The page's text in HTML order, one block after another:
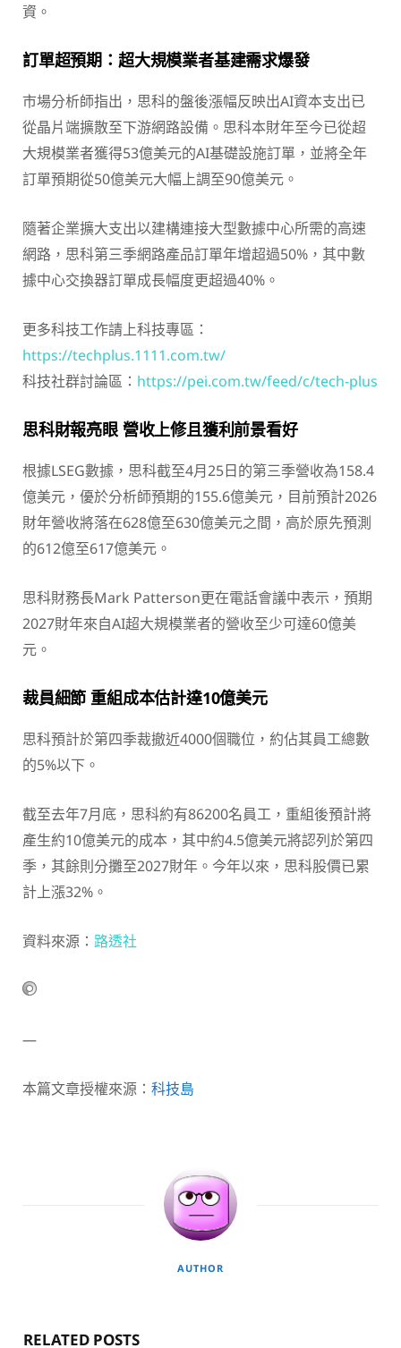
資。
訂單超預期：超大規模業者基建需求爆發
市場分析師指出，思科的盤後漲幅反映出AI資本支出已
從晶片端擴散至下游網路設備。思科本財年至今已從超
大規模業者獲得53億美元的AI基礎設施訂單，並將全年
訂單預期從50億美元大幅上調至90億美元。
隨著企業擴大支出以建構連接大型數據中心所需的高速
網路，思科第三季網路產品訂單年增超過50%，其中數
據中心交換器訂單成長幅度更超過40%。
更多科技工作請上科技專區：
https://techplus.1111.com.tw/
科技社群討論區： https://pei.com.tw/feed/c/tech-plus
思科財報亮眼 營收上修且獲利前景看好
根據LSEG數據，思科截至4月25日的第三季營收為158.4
億美元，優於分析師預期的155.6億美元，目前預計2026
財年營收將落在628億至630億美元之間，高於原先預測
的612億至617億美元。
思科財務長Mark Patterson更在電話會議中表示，預期
2027財年來自AI超大規模業者的營收至少可達60億美
元。
裁員細節 重組成本估計達10億美元
思科預計於第四季裁撤近4000個職位，約佔其員工總數
的5%以下。
截至去年7月底，思科約有86200名員工，重組後預計將
產生約10億美元的成本，其中約4.5億美元將認列於第四
季，其餘則分攤至2027財年。今年以來，思科股價已累
計上漲32%。
資料來源： 路透社
—
本篇文章授權來源： 科技島
AUTHOR
RELATED POSTS